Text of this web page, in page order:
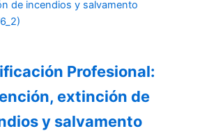
Profesional:
extinción de
y salvamento